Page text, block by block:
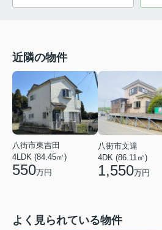
近隣の物件
八街市東吉田
4LDK (84.45㎡)
550万円
八街市文違
4DK (86.11㎡)
1,550万円
よく見られている物件